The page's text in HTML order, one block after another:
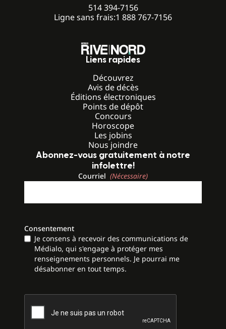
514 394-7156
Ligne sans frais:1 888 767-7156
Liens rapides
Découvrez
Avis de décès
Éditions électroniques
Points de dépôt
Concours
Horoscope
Les jobins
Nous joindre
Abonnez-vous gratuitement à notre
infolettre!
Courriel (Nécessaire)
Consentement
Je consens à recevoir des communications de
Médialo, qui s'engage à protéger mes
renseignements personnels. Je pourrai me
désabonner en tout temps.
CAPTCHA